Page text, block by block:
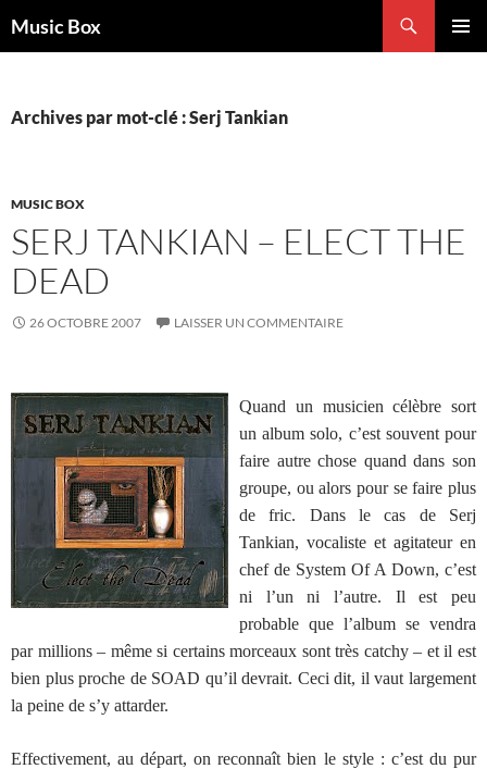
auMusic Box
Archives par mot-clé : Serj Tankian
MUSIC BOX
SERJ TANKIAN – ELECT THE
DEAD
26 OCTOBRE 2007 LAISSER UN COMMENTAIRE
Quand un musicien célèbre sort
un album solo, c’est souvent pour
faire autre chose quand dans son
groupe, ou alors pour se faire plus
de fric. Dans le cas de Serj
Tankian, vocaliste et agitateur en
chef de System Of A Down, c’est
ni l’un ni l’autre. Il est peu
probable que l’album se vendra
par millions – même si certains morceaux sont très catchy – et il est
bien plus proche de SOAD qu’il devrait. Ceci dit, il vaut largement
la peine de s’y attarder.
Effectivement, au départ, on reconnaît bien le style : c’est du pur